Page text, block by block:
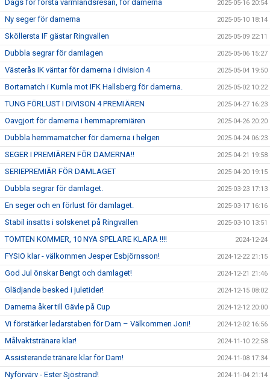
Dags för första värmlandsresan, för damerna 2025-05-16 20:54
Ny seger för damerna 2025-05-10 18:14
Sköllersta IF gästar Ringvallen 2025-05-09 22:11
Dubbla segrar för damlagen 2025-05-06 15:27
Västerås IK väntar för damerna i division 4 2025-05-04 19:50
Bortamatch i Kumla mot IFK Hallsberg för damerna. 2025-05-02 10:22
TUNG FÖRLUST I DIVISON 4 PREMIÄREN 2025-04-27 16:23
Oavgjort för damerna i hemmapremiären 2025-04-26 20:20
Dubbla hemmamatcher för damerna i helgen 2025-04-24 06:23
SEGER I PREMIÄREN FÖR DAMERNA!! 2025-04-21 19:58
SERIEPREMIÄR FÖR DAMLAGET 2025-04-20 19:15
Dubbla segrar för damlaget. 2025-03-23 17:13
En seger och en förlust för damlaget. 2025-03-17 16:16
Stabil insatts i solskenet på Ringvallen 2025-03-10 13:51
TOMTEN KOMMER, 10 NYA SPELARE KLARA !!!! 2024-12-24
FYSIO klar - välkommen Jesper Esbjörnsson! 2024-12-22 21:15
God Jul önskar Bengt och damlaget! 2024-12-21 21:46
Glädjande besked i juletider! 2024-12-15 08:02
Damerna åker till Gävle på Cup 2024-12-12 20:00
Vi förstärker ledarstaben för Dam – Välkommen Joni! 2024-12-02 16:56
Målvaktstränare klar! 2024-11-10 22:58
Assisterande tränare klar för Dam! 2024-11-08 17:34
Nyförvärv - Ester Sjöstrand! 2024-11-04 21:14